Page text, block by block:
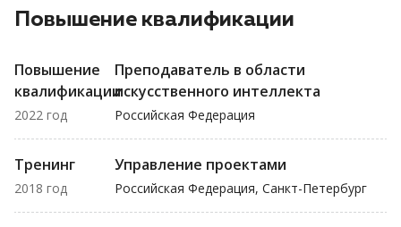
Повышение квалификации
Повышение
квалификации
2022 год
Преподаватель в области
искусственного интеллекта
Российская Федерация
Тренинг
2018 год
Управление проектами
Российская Федерация, Санкт-Петербург